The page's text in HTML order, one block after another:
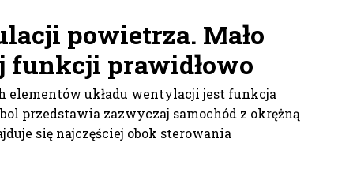
powietrza. Mało
funkcji prawidłowo
elementów układu wentylacji jest funkcja
przedstawia zazwyczaj samochód z okrężną
się najczęściej obok sterowania